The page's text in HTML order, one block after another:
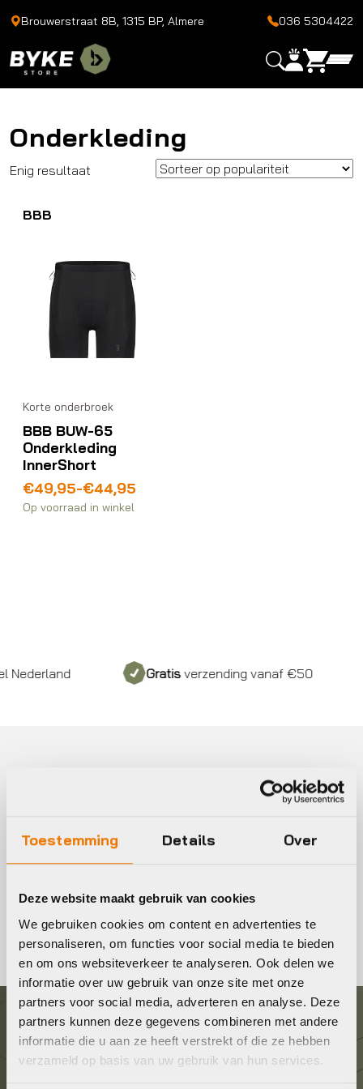
Toestemming Details Over
Deze website maakt gebruik van cookies
We gebruiken cookies om content en advertenties te
personaliseren, om functies voor social media te bieden
en om ons websiteverkeer te analyseren. Ook delen we
informatie over uw gebruik van onze site met onze
partners voor social media, adverteren en analyse. Deze
partners kunnen deze gegevens combineren met andere
informatie die u aan ze heeft verstrekt of die ze hebben
verzameld op basis van uw gebruik van hun services.
Brouwerstraat 8B, 1315 BP, Almere 036 5304422
Onderkleding
Enig resultaat
BBB
Korte onderbroek
BBB BUW-65
Onderkleding
InnerShort
€44,95
-
€49,95
Prijsklasse:
€44,95
Op voorraad in winkel
Gratisverzending vanaf €50
Fiets onderkleding kopen
is de basis van je outfit! Onderkleding is gemaakt om de
temperatuur van je lichaam te reguleren.
Bekijk ons uitgebreide assortiment online of kom langs in
de winkel!
Graag in contact komen?